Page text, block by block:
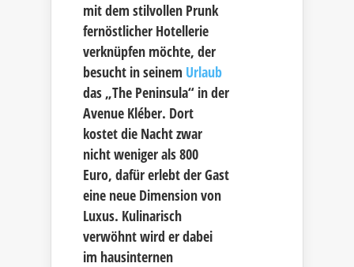
mit dem stilvollen Prunk
fernöstlicher Hotellerie
verknüpfen möchte, der
besucht in seinem Urlaub
das „The Peninsula“ in der
Avenue Kléber. Dort
kostet die Nacht zwar
nicht weniger als 800
Euro, dafür erlebt der Gast
eine neue Dimension von
Luxus. Kulinarisch
verwöhnt wird er dabei
im hausinternen